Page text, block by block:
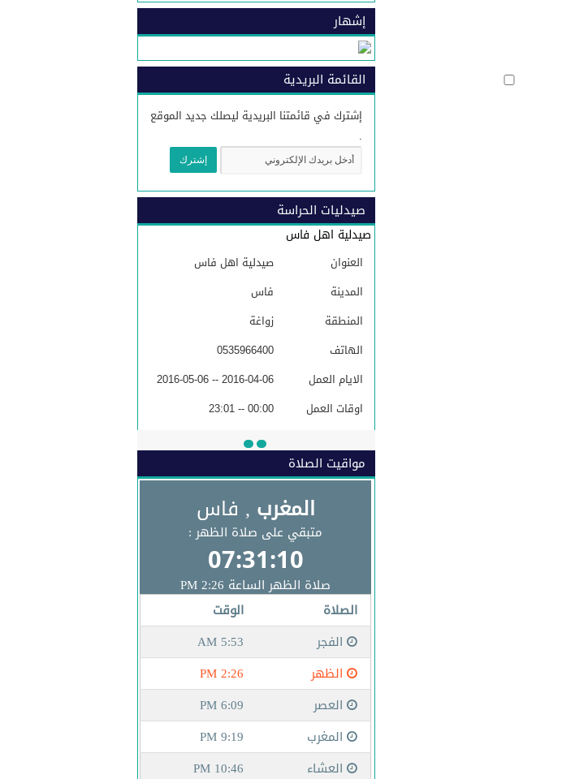
إشهار
القائمة البريدية
إشترك في قائمتنا البريدية ليصلك جديد الموقع
.
صيدليات الحراسة
صيدلية اهل فاس
العنوان
صيدلية اهل فاس
المدينة
فاس
المنطقة
زواغة
الهاتف
0535966400
الايام العمل
2016-04-06 -- 2016-05-06
اوقات العمل
00:00 -- 23:01
مواقيت الصلاة